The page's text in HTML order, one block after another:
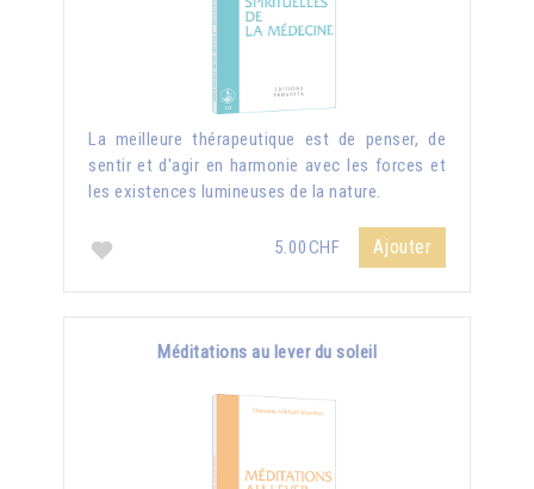
La meilleure thérapeutique est de penser, de
sentir et d'agir en harmonie avec les forces et
les existences lumineuses de la nature.
5.00CHF Ajouter
Méditations au lever du soleil